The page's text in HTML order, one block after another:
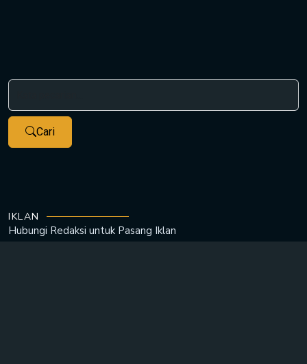
Cari
IKLAN
Hubungi Redaksi untuk Pasang Iklan